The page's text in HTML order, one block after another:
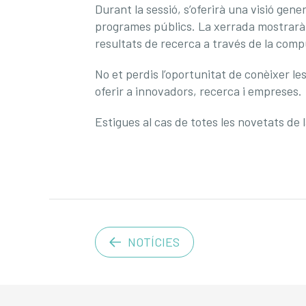
Durant la sessió, s’oferirà una visió
programes públics. La xerrada
resultats de recerca a través de la
No et perdis l’oportunitat de conèixer
oferir a innovadors, recerca i empreses.
Estigues al cas de totes les novetats
NOTÍCIES